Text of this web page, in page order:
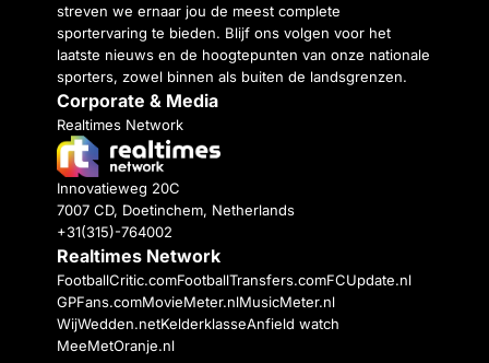
streven we ernaar jou de meest complete
sportervaring te bieden. Blijf ons volgen voor het
laatste nieuws en de hoogtepunten van onze nationale
sporters, zowel binnen als buiten de landsgrenzen.
Corporate & Media
Realtimes Network
Innovatieweg 20C
7007 CD, Doetinchem, Netherlands
+31(315)-764002
Realtimes Network
FootballCritic.comFootballTransfers.comFCUpdate.nl
GPFans.comMovieMeter.nlMusicMeter.nl
WijWedden.netKelderklasseAnfield watch
MeeMetOranje.nl